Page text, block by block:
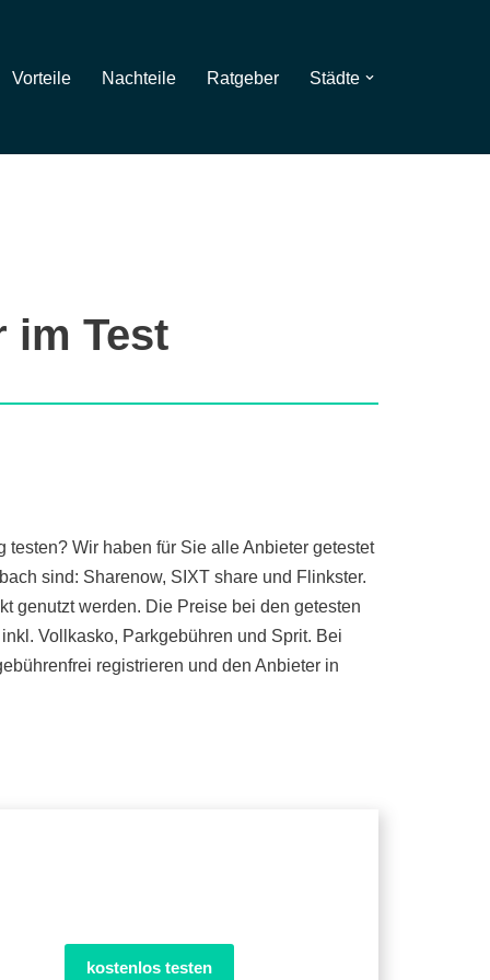
Vorteile Nachteile Ratgeber Städte
im Test
Wir haben für Sie alle Anbieter getestet
sind: Sharenow, SIXT share und Flinkster.
genutzt werden. Die Preise bei den getesten
Vollkasko, Parkgebühren und Sprit. Bei
registrieren und den Anbieter in
kostenlos testen